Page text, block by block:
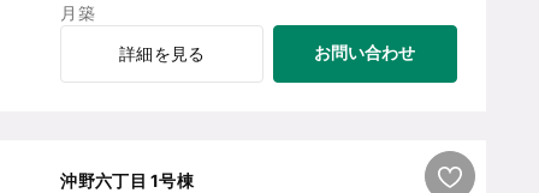
月築
詳細を見る
お問い合わせ
沖野六丁目 1号棟